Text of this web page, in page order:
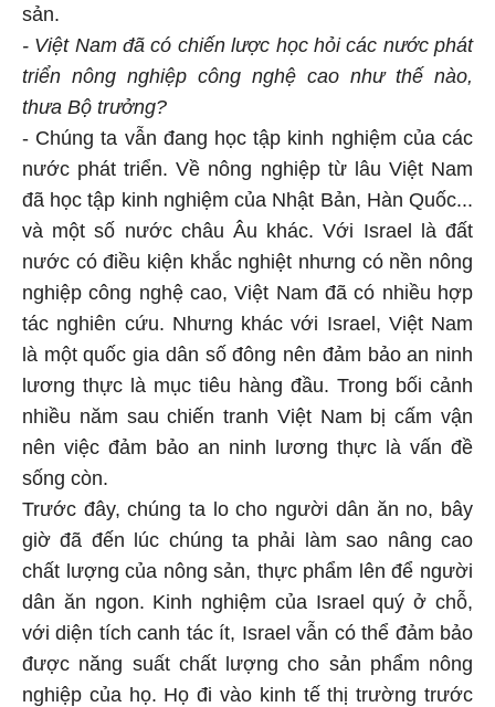
sản.
- Việt Nam đã có chiến lược học hỏi các nước phát
triển nông nghiệp công nghệ cao như thế nào,
thưa Bộ trưởng?
- Chúng ta vẫn đang học tập kinh nghiệm của các
nước phát triển. Về nông nghiệp từ lâu Việt Nam
đã học tập kinh nghiệm của Nhật Bản, Hàn Quốc...
và một số nước châu Âu khác. Với Israel là đất
nước có điều kiện khắc nghiệt nhưng có nền nông
nghiệp công nghệ cao, Việt Nam đã có nhiều hợp
tác nghiên cứu. Nhưng khác với Israel, Việt Nam
là một quốc gia dân số đông nên đảm bảo an ninh
lương thực là mục tiêu hàng đầu. Trong bối cảnh
nhiều năm sau chiến tranh Việt Nam bị cấm vận
nên việc đảm bảo an ninh lương thực là vấn đề
sống còn.
Trước đây, chúng ta lo cho người dân ăn no, bây
giờ đã đến lúc chúng ta phải làm sao nâng cao
chất lượng của nông sản, thực phẩm lên để người
dân ăn ngon. Kinh nghiệm của Israel quý ở chỗ,
với diện tích canh tác ít, Israel vẫn có thể đảm bảo
được năng suất chất lượng cho sản phẩm nông
nghiệp của họ. Họ đi vào kinh tế thị trường trước